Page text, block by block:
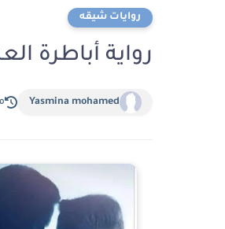
روايات شيقه
رواية أباطرة العشق
Yasmina mohamed